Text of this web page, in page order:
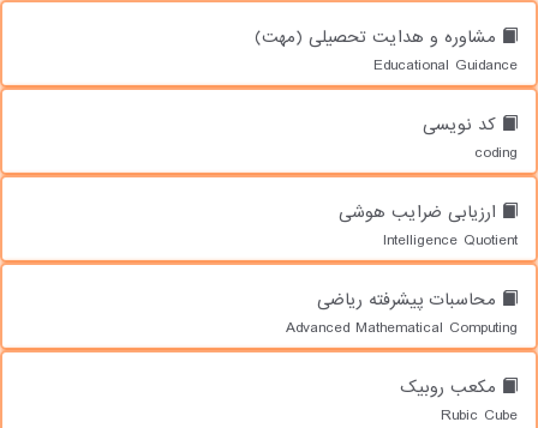
مشاوره و هدایت تحصیلی (مهت)
Educational Guidance
کد نویسی
coding
ارزیابی ضرایب هوشی
Intelligence Quotient
محاسبات پیشرفته ریاضی
Advanced Mathematical Computing
مکعب روبیک
Rubic Cube